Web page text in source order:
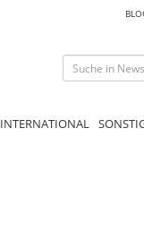
INTERNATIONAL